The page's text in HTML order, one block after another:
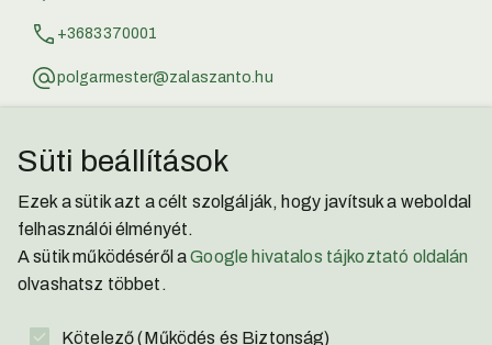
+3683370001
polgarmester@zalaszanto.hu
Facebook
Süti beállítások
Ezek a sütik azt a célt szolgálják, hogy javítsuk a weboldal
felhasználói élményét.
A sütik működéséről aGoogle hivatalos tájkoztató oldalán
olvashatsz többet.
Kötelező (Működés és Biztonság)